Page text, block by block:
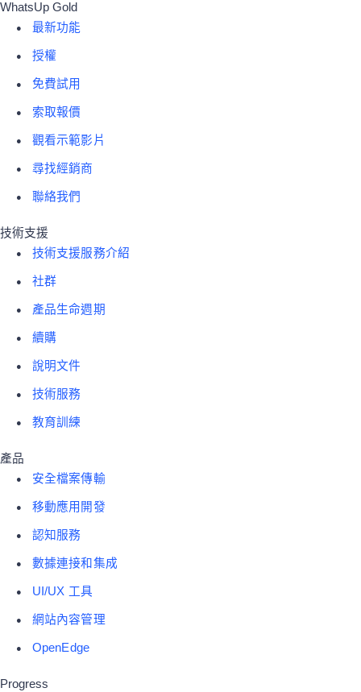
WhatsUp Gold
最新功能
授權
免費試用
索取報價
觀看示範影片
尋找經銷商
聯絡我們
技術支援
技術支援服務介紹
社群
產品生命週期
續購
說明文件
技術服務
教育訓練
產品
安全檔案傳輸
移動應用開發
認知服務
數據連接和集成
UI/UX 工具
網站內容管理
OpenEdge
Progress